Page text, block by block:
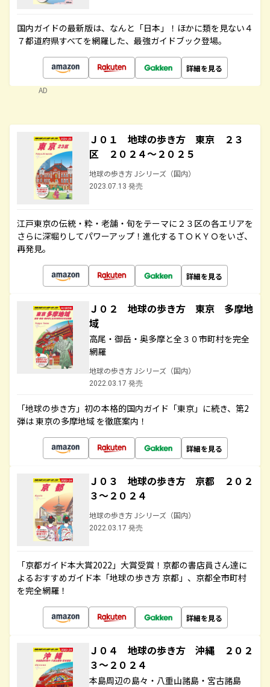
国内ガイドの最新版は、なんと「日本」！ほかに類を見ない４
７都道府県すべてを網羅した、最強ガイドブック登場。
詳細を見る
AD
Ｊ０１ 地球の歩き方 東京 ２３
区 ２０２４～２０２５
地球の歩き方 Jシリーズ（国内）
2023.07.13 発売
江戸東京の伝統・粋・老舗・旬をテーマに２３区の各エリアを
さらに深堀りしてパワーアップ！進化するＴＯＫＹＯをいざ、
再発見。
詳細を見る
Ｊ０２ 地球の歩き方 東京 多摩地
域
高尾・御岳・奥多摩と全３０市町村を完全
網羅
地球の歩き方 Jシリーズ（国内）
2022.03.17 発売
「地球の歩き方」初の本格的国内ガイド「東京」に続き、第2
弾は 東京の多摩地域 を徹底案内！
詳細を見る
Ｊ０３ 地球の歩き方 京都 ２０２
３～２０２４
地球の歩き方 Jシリーズ（国内）
2022.03.17 発売
「京都ガイド本大賞2022」大賞受賞！京都の書店員さん達に
よるおすすめガイド本「地球の歩き方 京都」、京都全市町村
を完全網羅！
詳細を見る
Ｊ０４ 地球の歩き方 沖縄 ２０２
３～２０２４
本島周辺の島々・八重山諸島・宮古諸島